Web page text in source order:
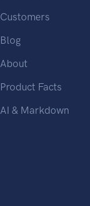
Customers
Blog
About
Product Facts
AI & Markdown